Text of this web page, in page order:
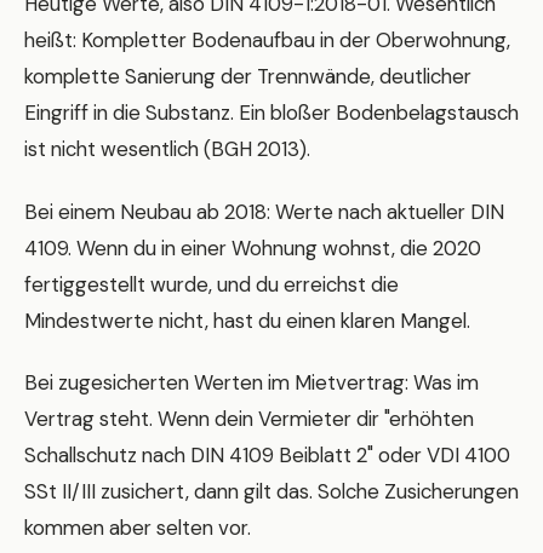
heißt: Kompletter Bodenaufbau in der Oberwohnung,
komplette Sanierung der Trennwände, deutlicher
Eingriff in die Substanz. Ein bloßer Bodenbelagstausch
ist nicht wesentlich (BGH 2013).
Bei einem Neubau ab 2018: Werte nach aktueller DIN
4109. Wenn du in einer Wohnung wohnst, die 2020
fertiggestellt wurde, und du erreichst die
Mindestwerte nicht, hast du einen klaren Mangel.
Bei zugesicherten Werten im Mietvertrag: Was im
Vertrag steht. Wenn dein Vermieter dir "erhöhten
Schallschutz nach DIN 4109 Beiblatt 2" oder VDI 4100
SSt II/III zusichert, dann gilt das. Solche Zusicherungen
kommen aber selten vor.